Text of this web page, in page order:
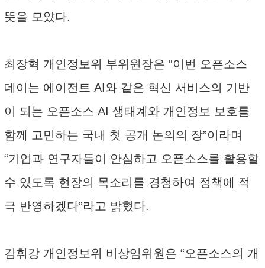
뜻을 모았다.
최장혁 개인정보위 부위원장은 “이번 오픈소스
데이는 에이전트 AI와 같은 혁신 서비스의 기반
이 되는 오픈소스 AI 생태계와 개인정보 보호를
함께 고민하는 국내 첫 공개 논의의 장”이라며
“기업과 연구자들이 안심하고 오픈소스를 활용할
수 있도록 현장의 목소리를 경청하여 정책에 적
극 반영하겠다”라고 밝혔다.
김휘강 개인정보위 비상임위원은 “오픈소스의 개